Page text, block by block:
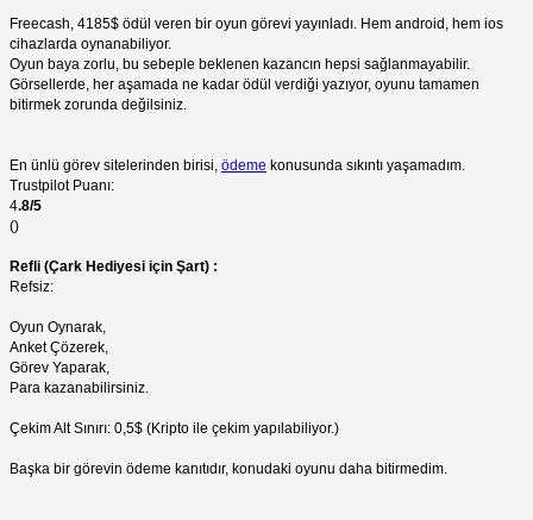
Freecash, 4185$ ödül veren bir oyun görevi yayınladı. Hem android, hem ios
cihazlarda oynanabiliyor.
Oyun baya zorlu, bu sebeple beklenen kazancın hepsi sağlanmayabilir.
Görsellerde, her aşamada ne kadar ödül verdiği yazıyor, oyunu tamamen
bitirmek zorunda değilsiniz.
En ünlü görev sitelerinden birisi, ödeme konusunda sıkıntı yaşamadım.
Trustpilot Puanı:
4.8/5
()
Refli (Çark Hediyesi için Şart) :
Refsiz:
Oyun Oynarak,
Anket Çözerek,
Görev Yaparak,
Para kazanabilirsiniz.
Çekim Alt Sınırı: 0,5$ (Kripto ile çekim yapılabiliyor.)
Başka bir görevin ödeme kanıtıdır, konudaki oyunu daha bitirmedim.